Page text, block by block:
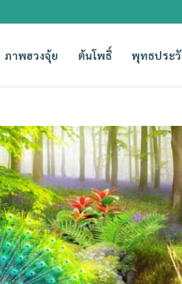
ภาพฮวงจุ้ย ต้นโพธิ์ พุทธประ